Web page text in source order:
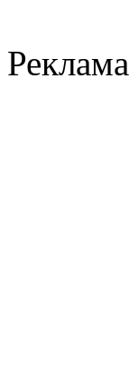
Реклама